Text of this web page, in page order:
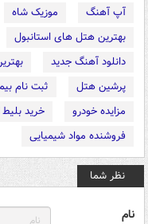
آپ آهنگ موزیک شاه
بهترین هتل های استانبول
دانلود آهنگ جدید
پرشین هتل
ثبت نام
مزایده خودرو
خرید
فروشنده مواد شیمیایی
نظر شما
نام